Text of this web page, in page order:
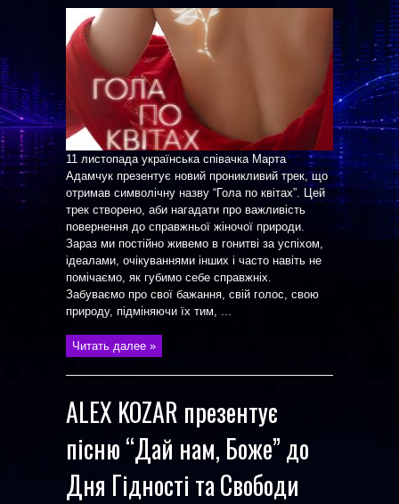
11 листопада українська співачка Марта
Адамчук презентує новий проникливий трек, що
отримав символічну назву “Гола по квітах”. Цей
трек створено, аби нагадати про важливість
повернення до справжньої жіночої природи.
Зараз ми постійно живемо в гонитві за успіхом,
ідеалами, очікуваннями інших і часто навіть не
помічаємо, як губимо себе справжніх.
Забуваємо про свої бажання, свій голос, свою
природу, підміняючи їх тим, ...
Читать далее »
ALEX KOZAR презентує
пісню “Дай нам, Боже” до
Дня Гідності та Свободи